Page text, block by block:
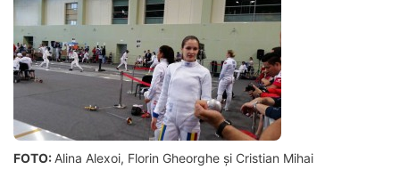
FOTO: Alina Alexoi, Florin Gheorghe și Cristian Mihai